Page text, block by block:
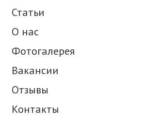
Статьи
О нас
Фотогалерея
Вакансии
Отзывы
Контакты